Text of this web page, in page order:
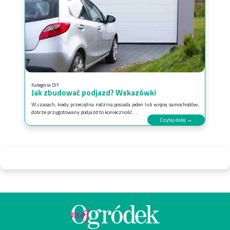
Kategorie: DIY
Jak zbudować podjazd? Wskazówki
W czasach, kiedy przeciętna rodzina posiada jeden lub więcej samochodów,
dobrze przygotowany podjazd to konieczność....
Czytaj dalej →